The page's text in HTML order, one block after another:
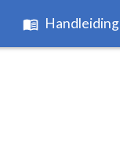
Handleiding